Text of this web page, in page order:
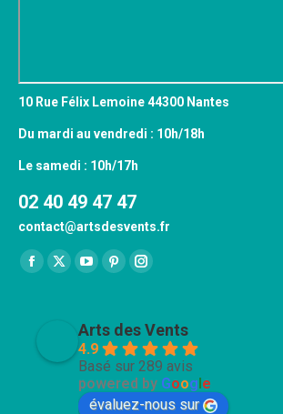
10 Rue Félix Lemoine 44300 Nantes
Du mardi au vendredi : 10h/18h
Le samedi : 10h/17h
02 40 49 47 47
contact@artsdesvents.fr
Trouvez nous sur :
Facebook
new
X
new
window
YouTube
in
new
window
Pinterest
in
new
window
Instagram
in
new
window
Arts des Vents
4.9
Basé sur 289 avis
powered by Google
évaluez-nous sur